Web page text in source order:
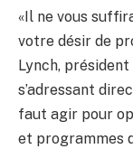
«Il ne vous
votre désir de
Lynch,
s’adressant
faut agir pour
et programmes